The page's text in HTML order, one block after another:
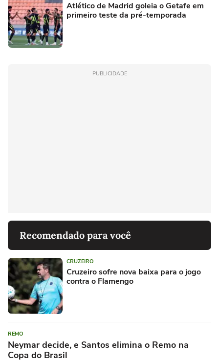
Atlético de Madrid goleia o Getafe em
primeiro teste da pré-temporada
PUBLICIDADE
Recomendado para você
CRUZEIRO
Cruzeiro sofre nova baixa para o jogo
contra o Flamengo
REMO
Neymar decide, e Santos elimina o Remo na
Copa do Brasil